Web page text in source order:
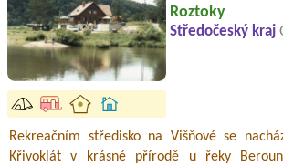
Roztoky
Středočeský kraj
Rekreačním středisko na Višňové se
Křivoklát v krásné přírodě u řeky